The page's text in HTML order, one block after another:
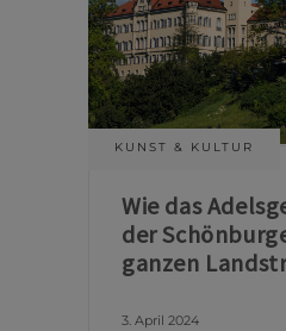
KUNST & KULTUR
Wie das
der
ganzen
3. April 2024